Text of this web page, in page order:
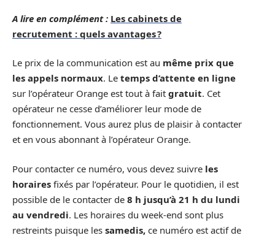
A lire en complément : Les cabinets de
recrutement : quels avantages ?
Le prix de la communication est au même prix que
les appels normaux. Le temps d’attente en ligne
sur l’opérateur Orange est tout à fait gratuit. Cet
opérateur ne cesse d’améliorer leur mode de
fonctionnement. Vous aurez plus de plaisir à contacter
et en vous abonnant à l’opérateur Orange.
Pour contacter ce numéro, vous devez suivre les
horaires fixés par l’opérateur. Pour le quotidien, il est
possible de le contacter de 8 h jusqu’à 21 h du lundi
au vendredi. Les horaires du week-end sont plus
restreints puisque les samedis, ce numéro est actif de